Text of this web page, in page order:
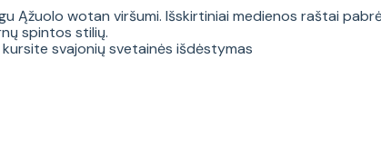
Ąžuolo wotan viršumi. Išskirtiniai medienos raštai
spintos stilių.
svajonių svetainės išdėstymas